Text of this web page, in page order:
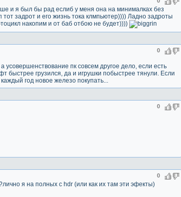
и я был бы рад еслиб у меня она на минималках без
задрот и его жизнь тока клмпьютер)))) Ладно задроты
накопим и от баб отбою не будет))))
0
пк совсем другое дело, если есть
быстрее грузился, да и игрушки побыстрее тянули. Если
год новое железо покупать...
0
0
я на полных с hdr (или как их там эти эфекты)